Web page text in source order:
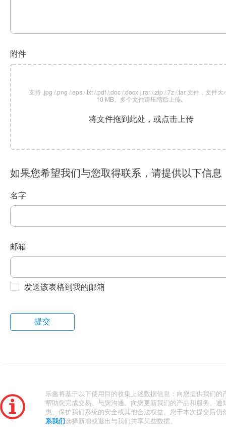
附件
支持 .jpg /.png /.eps /.txt /.pdf /.doc /.docx /.rar /.zip /.7z /.tar 文件，文件大
10 MB。多个文件请压缩后上传。
将文件拖到此处，或点击上传
如果您希望我们与您取得联系，请提供以下信息
名字
邮箱
发送该表格到我的邮箱
乐鑫将基于以下使用目的收集上述数据信息：向您提供我们的
帮助您完成交易、与您沟通、向您更新我们的产品和服务、通
惠、保护我们系统的安全或其他合法权益。您于本次提交后仍
系我们 选择新增或退出与我们共享某些数据。